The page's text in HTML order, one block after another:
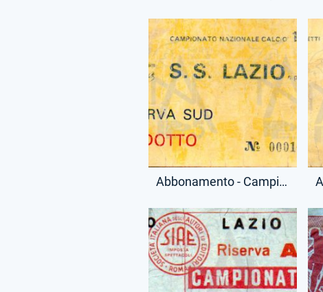
Abbonamento - Campionato Serie A - Curva Sud - Ridotto - (Fronte)